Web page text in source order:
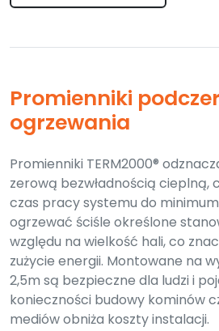
Promienniki
ogrzewania
Promienniki TERM2000®
zerową bezwładnością cieplną,
czas pracy systemu do
ogrzewać ściśle określone
względu na wielkość hali, co
zużycie energii. Montowane na
2,5m są bezpieczne dla ludzi i
konieczności budowy kominów
mediów obniża koszty instalacji.